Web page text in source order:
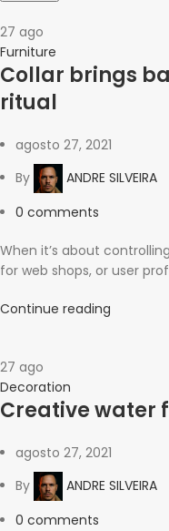
27 ago
Furniture
Collar brings
ritual
agosto 27, 2021
By
ANDRE SILVEIRA
0 comments
When it’s about
for web shops, or user
Continue reading
27 ago
Decoration
Creative water
agosto 27, 2021
By
ANDRE SILVEIRA
0 comments